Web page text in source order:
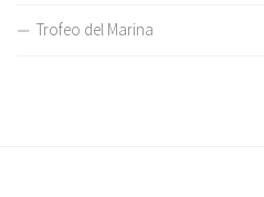
Trofeo del Marina